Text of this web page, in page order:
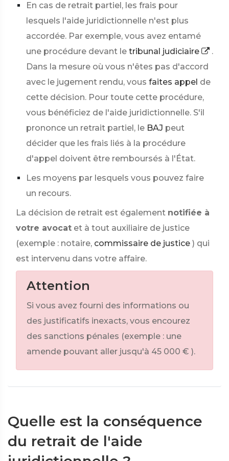
En cas de retrait partiel, les frais pour
lesquels l'aide juridictionnelle n'est plus
accordée. Par exemple, vous avez entamé
une procédure devant le tribunal judiciaire
.
Dans la mesure où vous n'êtes pas d'accord
avec le jugement rendu, vous faites appel de
cette décision. Pour toute cette procédure,
vous bénéficiez de l'aide juridictionnelle. S'il
prononce un retrait partiel, le BAJ peut
décider que les frais liés à la procédure
d'appel doivent être remboursés à l'État.
Les moyens par lesquels vous pouvez faire
un recours.
La décision de retrait est également notifiée à
votre avocat et à tout auxiliaire de justice
(exemple : notaire, commissaire de justice ) qui
est intervenu dans votre affaire.
Attention
Si vous avez fourni des informations ou
des justificatifs inexacts, vous encourez
des sanctions pénales (exemple : une
amende pouvant aller jusqu'à 45 000 € ).
Quelle est la conséquence
du retrait de l'aide